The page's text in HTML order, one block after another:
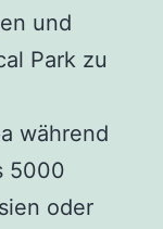
und
Park zu
während
5000
oder